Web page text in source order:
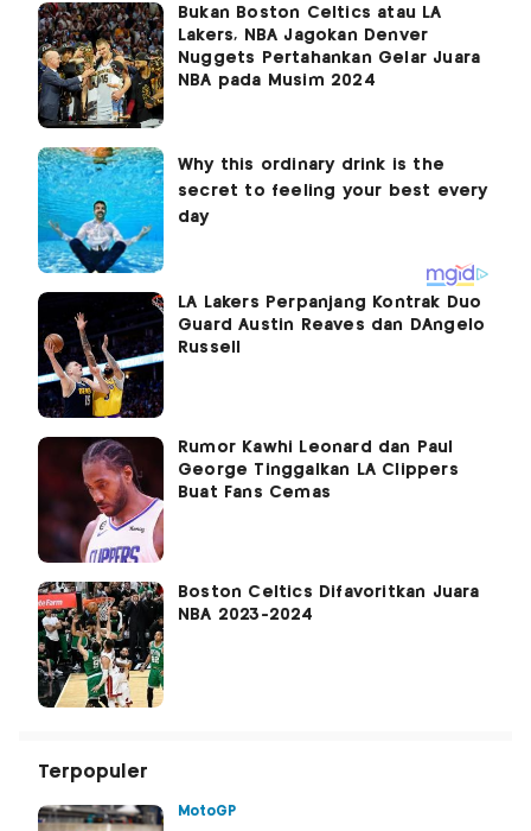
Bukan Boston Celtics atau LA
Lakers, NBA Jagokan Denver
Nuggets Pertahankan Gelar Juara
NBA pada Musim 2024
LA Lakers Perpanjang Kontrak Duo
Guard Austin Reaves dan DAngelo
Russell
Rumor Kawhi Leonard dan Paul
George Tinggalkan LA Clippers
Buat Fans Cemas
Boston Celtics Difavoritkan Juara
NBA 2023-2024
Terpopuler
MotoGP